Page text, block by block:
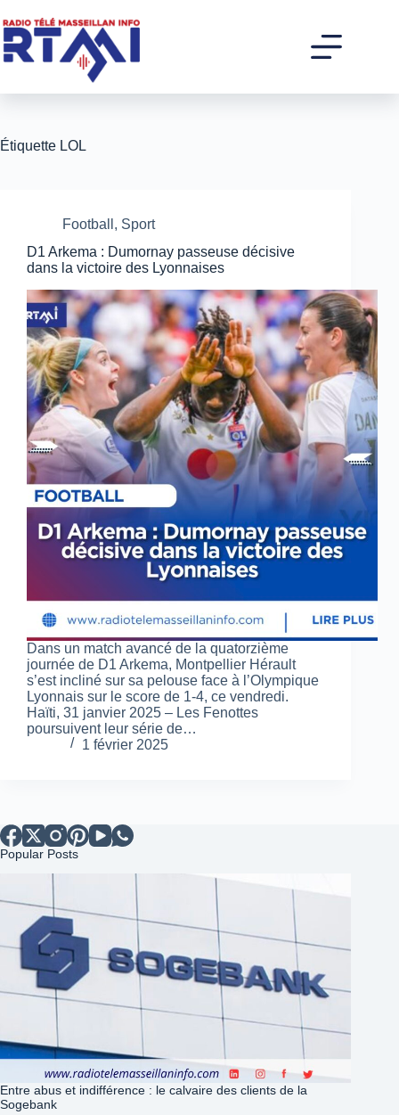
au
contenu
Étiquette LOL
Football , Sport
D1 Arkema : Dumornay passeuse décisive
dans la victoire des Lyonnaises
Dans un match avancé de la quatorzième
journée de D1 Arkema, Montpellier Hérault
s’est incliné sur sa pelouse face à l’Olympique
Lyonnais sur le score de 1-4, ce vendredi.
Haïti, 31 janvier 2025 – Les Fenottes
poursuivent leur série de…
1 février 2025
Popular Posts
Entre abus et indifférence : le calvaire des clients de la
Sogebank